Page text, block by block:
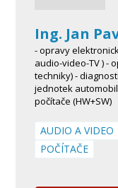
Ing. Jan
- opravy
audio-video-TV ) -
techniky) -
jednotek
počítače (HW+SW)
AUDIO A VIDEO
POČÍTAČE